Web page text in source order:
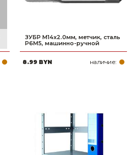
ЗУБР М14x2.0мм, метчик, сталь
Р6М5, машинно-ручной
8.99 BYN наличие: